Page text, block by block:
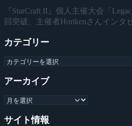
『StarCraft II』個人主催大会「
回突破、主催者Horikenさんインタ
カテゴリー
アーカイブ
サイト情報